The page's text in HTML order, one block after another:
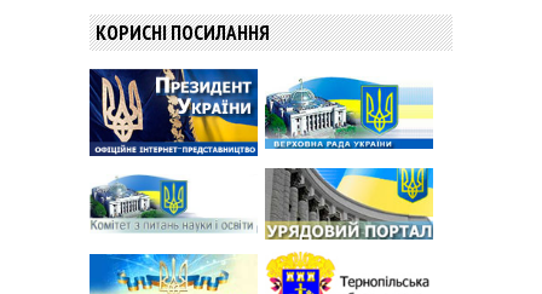
КОРИСНІ ПОСИЛАННЯ